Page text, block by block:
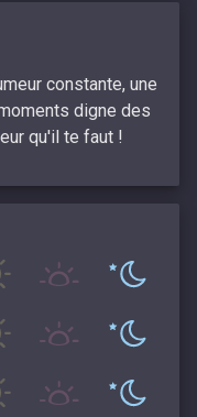
constante, une
digne des
qu'il te faut !